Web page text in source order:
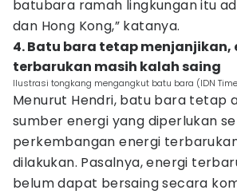
batubara ramah lingkungan itu
dan Hong Kong,” katanya.
4. Batu bara tetap menjanjikan,
terbarukan masih kalah saing
Ilustrasi tongkang mengangkut batu bara (IDN
Menurut Hendri, batu bara tetap
sumber energi yang diperlukan
perkembangan energi
dilakukan. Pasalnya, energi
belum dapat bersaing secara